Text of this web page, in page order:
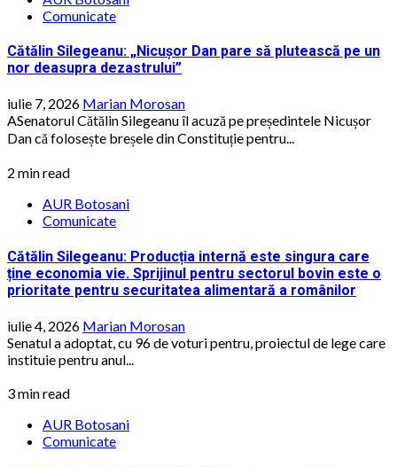
Comunicate
Cătălin Silegeanu: „Nicușor Dan pare să plutească pe un
nor deasupra dezastrului”
iulie 7, 2026 Marian Morosan
ASenatorul Cătălin Silegeanu îl acuză pe președintele Nicușor
Dan că folosește breșele din Constituție pentru...
2 min read
AUR Botosani
Comunicate
Cătălin Silegeanu: Producția internă este singura care
ține economia vie. Sprijinul pentru sectorul bovin este o
prioritate pentru securitatea alimentară a românilor
iulie 4, 2026 Marian Morosan
Senatul a adoptat, cu 96 de voturi pentru, proiectul de lege care
instituie pentru anul...
3 min read
AUR Botosani
Comunicate